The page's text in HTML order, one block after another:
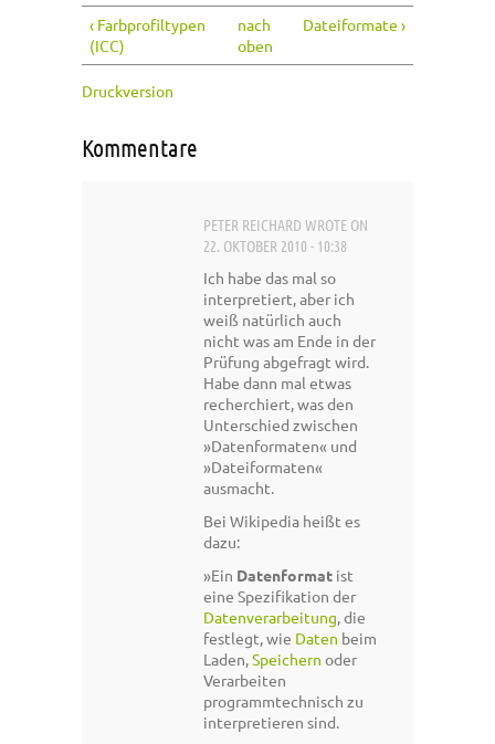
‹ Farbprofiltypen
(ICC)
nach
oben
Dateiformate ›
Druckversion
Kommentare
PETER REICHARD WROTE ON
22. OKTOBER 2010 - 10:38
Ich habe das mal so
interpretiert, aber ich
weiß natürlich auch
nicht was am Ende in der
Prüfung abgefragt wird.
Habe dann mal etwas
recherchiert, was den
Unterschied zwischen
»Datenformaten« und
»Dateiformaten«
ausmacht.
Bei Wikipedia heißt es
dazu:
»Ein Datenformat ist
eine Spezifikation der
Datenverarbeitung, die
festlegt, wie Daten beim
Laden,Speichern oder
Verarbeiten
programmtechnisch zu
interpretieren sind.